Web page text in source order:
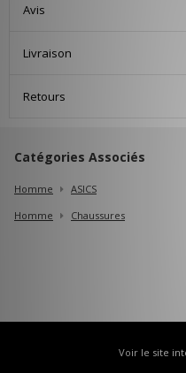
Avis
Livraison
Retours
Catégories Associés
Homme
ASICS
Homme
Chaussures
Voir le site